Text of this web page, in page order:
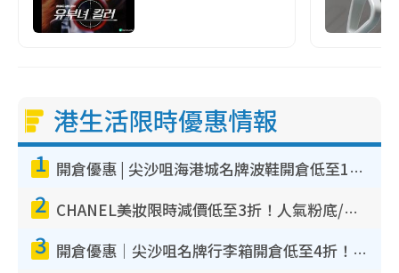
港生活限時優惠情報
1 開倉優惠 | 尖沙咀海港城名牌波鞋開倉低至1折！On鞋$899起／Joy&Peace鞋履$98起
2 CHANEL美妝限時減價低至3折！人氣粉底/唇膏/精華液低至$275！COCO香水都有平
3 開倉優惠｜尖沙咀名牌行李箱開倉低至4折！一連5日 American Tourister/ace./Hallmark $200起！